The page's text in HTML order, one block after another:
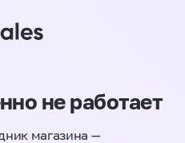
не работает
магазина —